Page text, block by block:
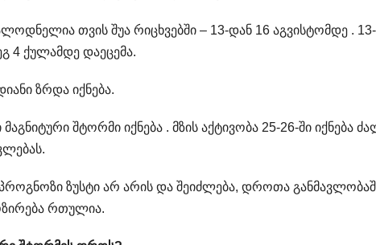
თვის შუა რიცხვებში – 13-დან 16 აგვისტომდე .
4 ქულამდე დაეცემა.
ზრდა იქნება.
შტორმი იქნება . მზის აქტივობა 25-26-ში იქნება
ზუსტი არ არის და შეიძლება, დროთა
რთულია.